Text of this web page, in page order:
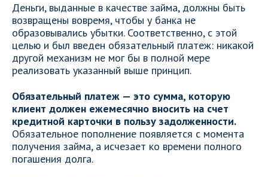
Деньги, выданные в качестве займа, должны быть
возвращены вовремя, чтобы у банка не
образовывались убытки. Соответственно, с этой
целью и был введен обязательный платеж: никакой
другой механизм не мог бы в полной мере
реализовать указанный выше принцип.
Обязательный платеж — это сумма, которую
клиент должен ежемесячно вносить на счет
кредитной карточки в пользу задолженности.
Обязательное пополнение появляется с момента
получения займа, а исчезает ко времени полного
погашения долга.